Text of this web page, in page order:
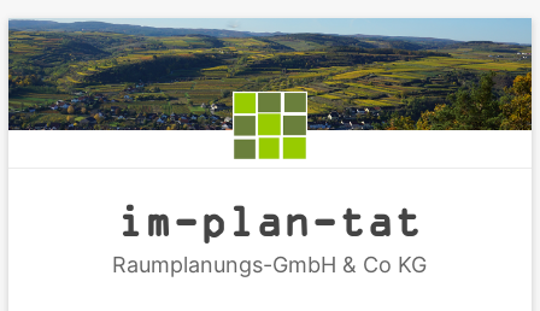
Zum
Inhalt
springen
im-plan-tat
Raumplanungs-GmbH & Co KG